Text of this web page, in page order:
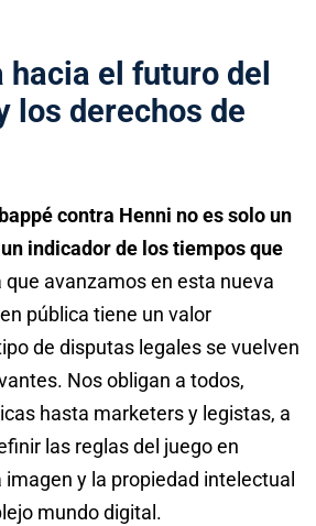
hacia el futuro del
los derechos de
contra Henni no es solo un
indicador de los tiempos que
que avanzamos en esta nueva
pública tiene un valor
de disputas legales se vuelven
Nos obligan a todos,
hasta marketers y legistas, a
las reglas del juego en
y la propiedad intelectual
mundo digital.